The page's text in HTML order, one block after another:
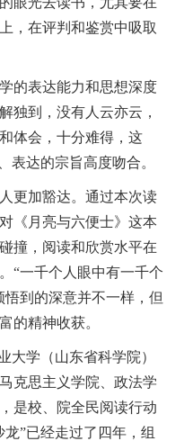
，在评判和鉴赏中吸取
的表达能力和思想深度
独到，没有人云亦云，
体会，十分难得，这
表达的宗旨高度吻合。
更加豁达。通过本次读
《月亮与六便士》这本
撞，阅读和欣赏水平在
“一千个人眼中有一千个
到的深意并不一样，但
的精神收获。
大学（山东省科学院）
克思主义学院、政法学
是校、院全民阅读行动
”已经走过了四年，组